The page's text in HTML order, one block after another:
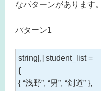
なパターンがあります。
パターン1
string[,] student_list =
{
{ “浅野”, “男”, “剣道” },